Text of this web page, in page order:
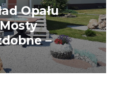
Opału
–